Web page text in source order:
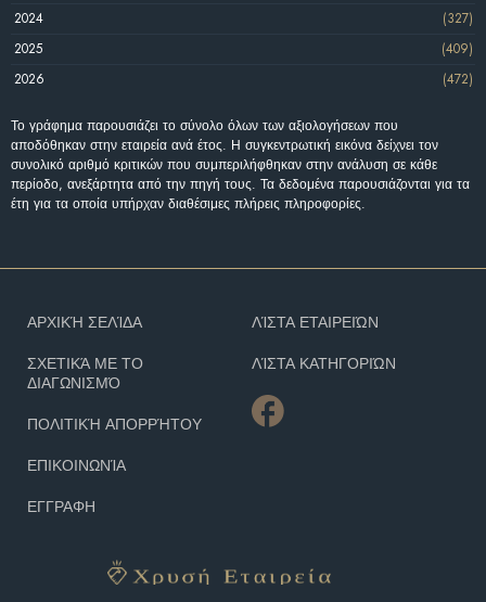
2024
(327)
2025
(409)
2026
(472)
Το γράφημα παρουσιάζει το σύνολο όλων των αξιολογήσεων που
αποδόθηκαν στην εταιρεία ανά έτος. Η συγκεντρωτική εικόνα δείχνει τον
συνολικό αριθμό κριτικών που συμπεριλήφθηκαν στην ανάλυση σε κάθε
περίοδο, ανεξάρτητα από την πηγή τους. Τα δεδομένα παρουσιάζονται για τα
έτη για τα οποία υπήρχαν διαθέσιμες πλήρεις πληροφορίες.
ΑΡΧΙΚΉ ΣΕΛΊΔΑ
ΣΧΕΤΙΚΆ ΜΕ ΤΟ
ΔΙΑΓΩΝΙΣΜΌ
ΠΟΛΙΤΙΚΉ ΑΠΟΡΡΉΤΟΥ
ΕΠΙΚΟΙΝΩΝΊΑ
ΕΓΓΡΑΦΗ
ΛΊΣΤΑ ΕΤΑΙΡΕΙΏΝ
ΛΊΣΤΑ ΚΑΤΗΓΟΡΙΏΝ